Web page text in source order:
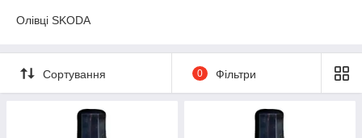
Олівці SKODA
Сортування 0 Фільтри